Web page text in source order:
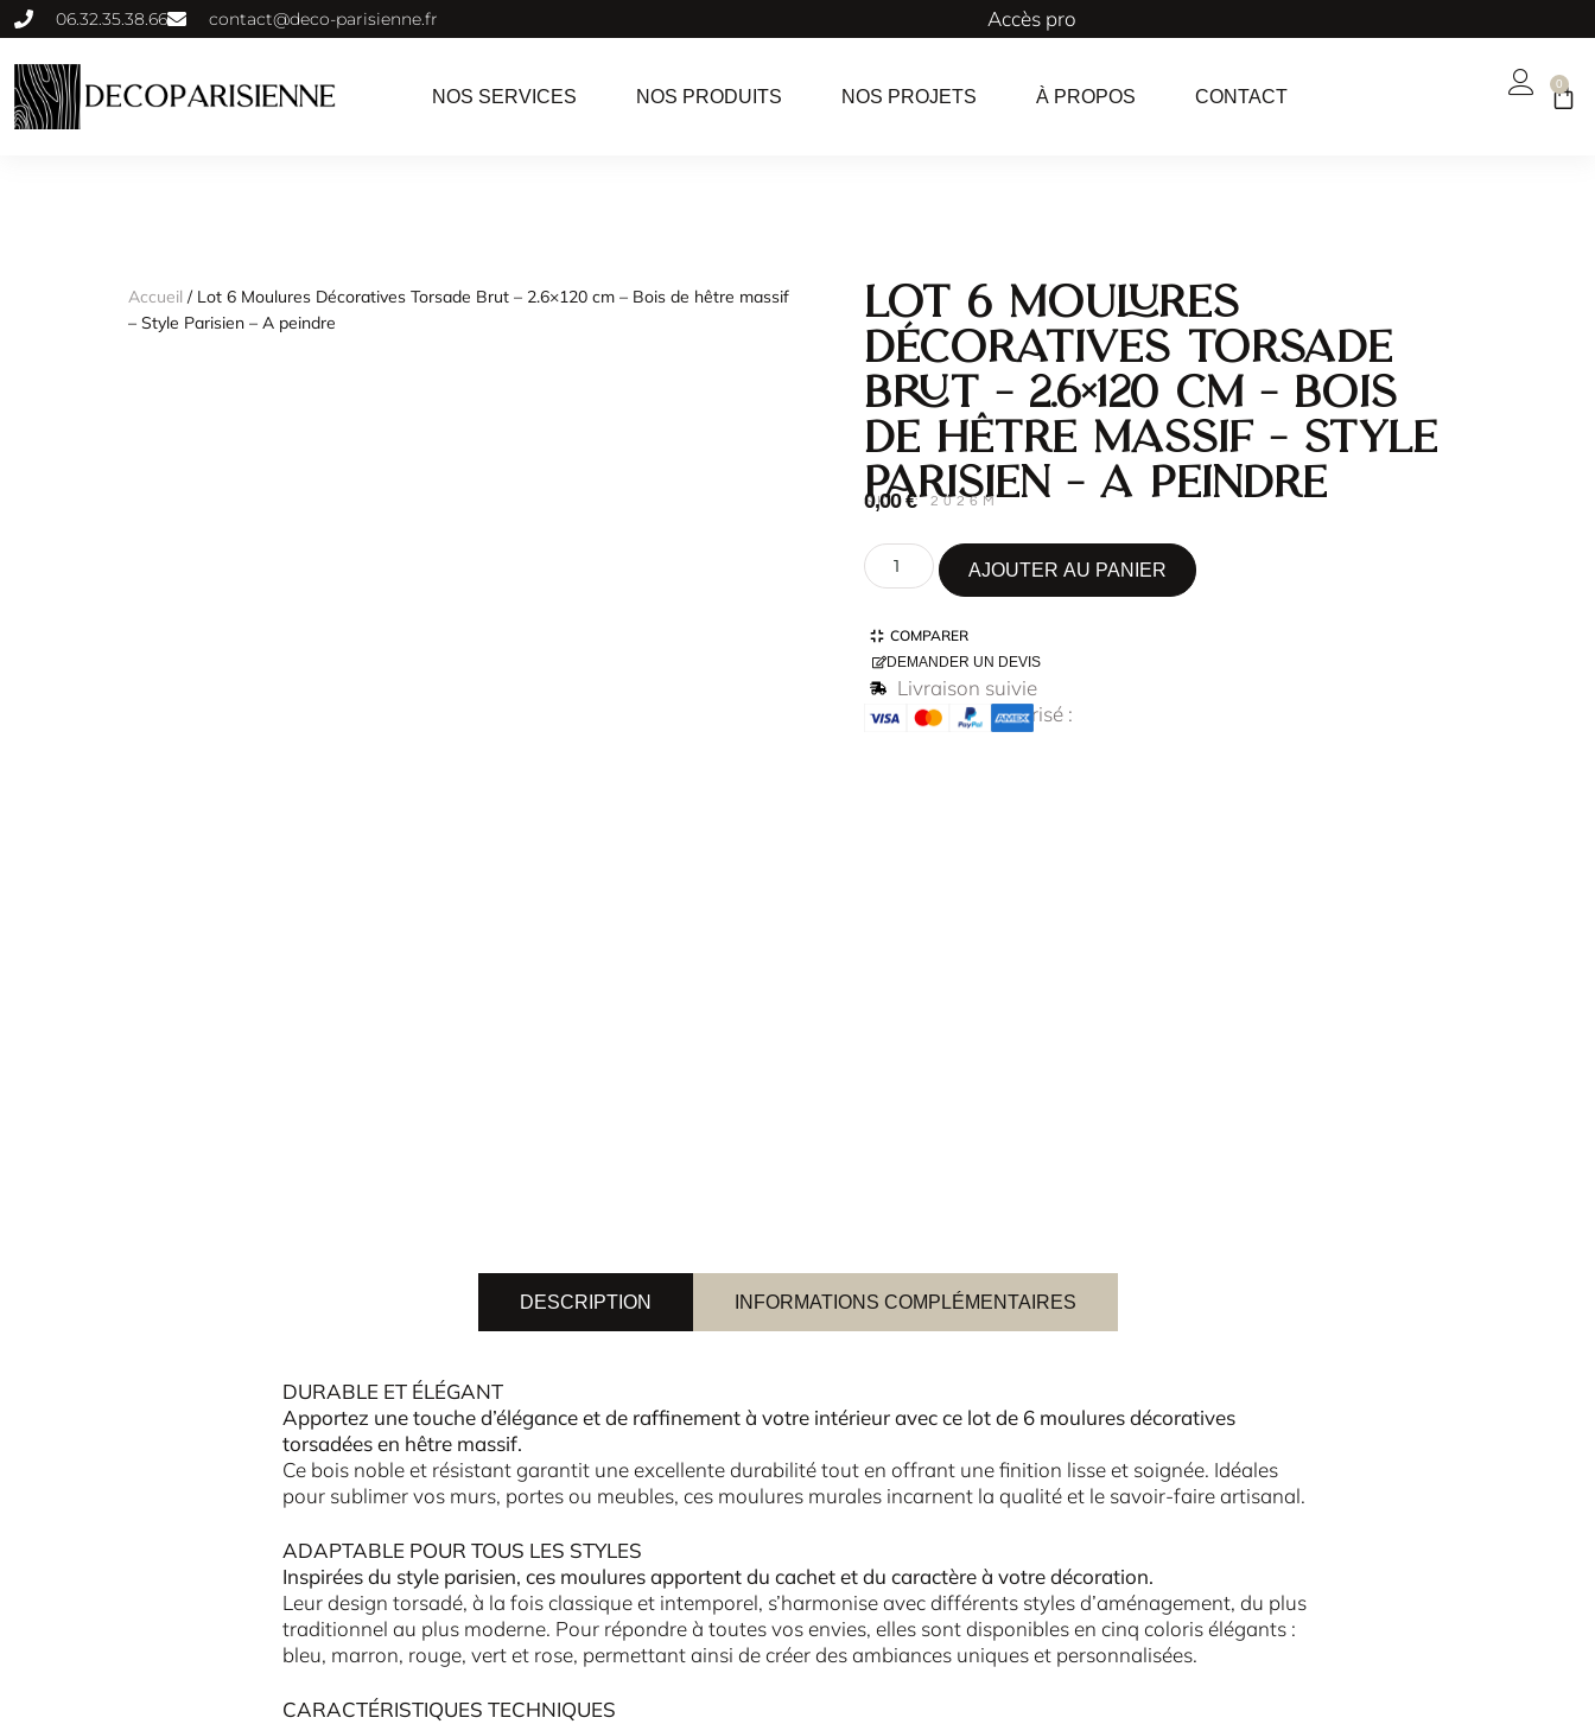
06.32.35.38.66 contact@deco-parisienne.fr Accès pro
NOS SERVICES NOS PRODUITS NOS PROJETS À PROPOS CONTACT
0
Accueil / Lot 6 Moulures Décoratives Torsade Brut – 2.6×120 cm – Bois de hêtre massif
– Style Parisien – A peindre
Lot 6 Moulures
Décoratives Torsade
Brut – 2.6×120 cm – Bois
de hêtre massif – Style
Parisien – A peindre
SKU : 2026M
0,00€
AJOUTER AU PANIER
COMPARER
DEMANDER UN DEVIS
Livraison suivie
Paiement sécurisé :
DESCRIPTION INFORMATIONS COMPLÉMENTAIRES
DURABLE ET ÉLÉGANT
Apportez une touche d’élégance et de raffinement à votre intérieur avec ce lot de 6 moulures décoratives
torsadées en hêtre massif.
Ce bois noble et résistant garantit une excellente durabilité tout en offrant une finition lisse et soignée. Idéales
pour sublimer vos murs, portes ou meubles, ces moulures murales incarnent la qualité et le savoir-faire artisanal.
ADAPTABLE POUR TOUS LES STYLES
Inspirées du style parisien, ces moulures apportent du cachet et du caractère à votre décoration.
Leur design torsadé, à la fois classique et intemporel, s’harmonise avec différents styles d’aménagement, du plus
traditionnel au plus moderne. Pour répondre à toutes vos envies, elles sont disponibles en cinq coloris élégants :
bleu, marron, rouge, vert et rose, permettant ainsi de créer des ambiances uniques et personnalisées.
CARACTÉRISTIQUES TECHNIQUES